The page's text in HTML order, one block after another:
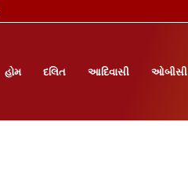
હોમ દલિત આદિવાસી ઓબીસી